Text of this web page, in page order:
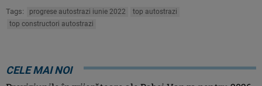
Tags: progrese autostrazi iunie 2022
top autostrazi
top constructori autostrazi
CELE MAI NOI